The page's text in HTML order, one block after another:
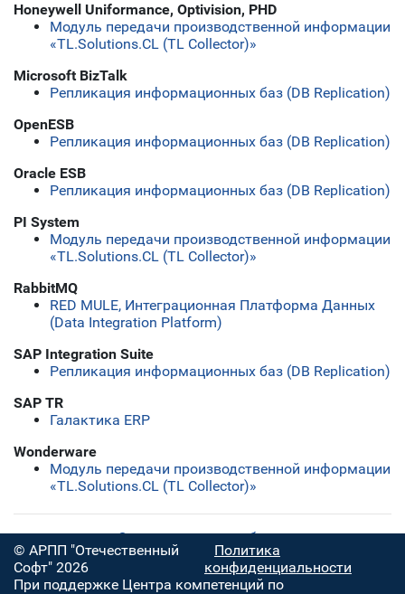
Honeywell Uniformance, Optivision, PHD
Модуль передачи производственной информации
«TL.Solutions.CL (TL Collector)»
Microsoft BizTalk
Репликация информационных баз (DB Replication)
OpenESB
Репликация информационных баз (DB Replication)
Oracle ESB
Репликация информационных баз (DB Replication)
PI System
Модуль передачи производственной информации
«TL.Solutions.CL (TL Collector)»
RabbitMQ
RED MULE, Интеграционная Платформа Данных
(Data Integration Platform)
SAP Integration Suite
Репликация информационных баз (DB Replication)
SAP TR
Галактика ERP
Wonderware
Модуль передачи производственной информации
«TL.Solutions.CL (TL Collector)»
Скачать полную таблицу
© АРПП "Отечественный
Софт" 2026
Политика
конфиденциальности
При поддержке Центра компетенций по